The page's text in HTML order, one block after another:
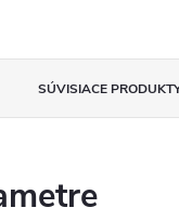
SÚVISIACE